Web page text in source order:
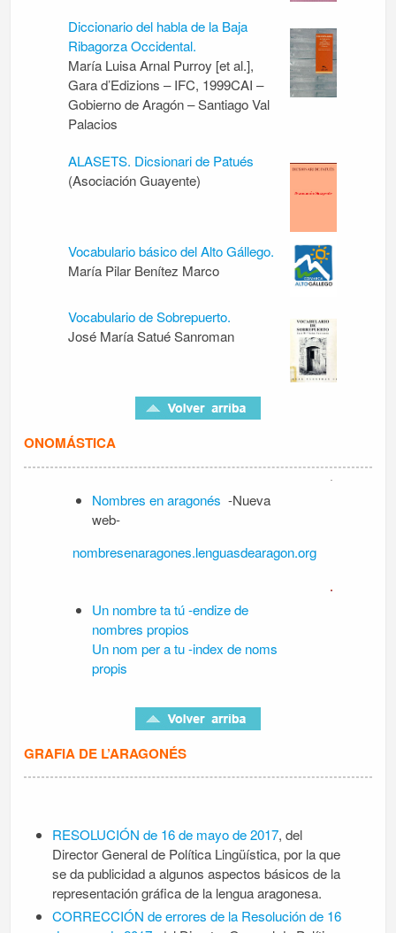
Diccionario del habla de la Baja
Ribagorza Occidental.
María Luisa Arnal Purroy [et al.],
Gara d’Edizions – IFC, 1999CAI –
Gobierno de Aragón – Santiago Val
Palacios
ALASETS. Dicsionari de Patués
(Asociación Guayente)
Vocabulario básico del Alto Gállego.
María Pilar Benítez Marco
Vocabulario de Sobrepuerto.
José María Satué Sanroman
ONOMÁSTICA
Nombres en aragonés -Nueva
web-
nombresenaragones.lenguasdearagon.org
Un nombre ta tú -endize de
nombres propios
Un nom per a tu -index de noms
propis
GRAFIA DE L’ARAGONÉS
RESOLUCIÓN de 16 de mayo de 2017, del
Director General de Política Lingüística, por la que
se da publicidad a algunos aspectos básicos de la
representación gráfica de la lengua aragonesa.
CORRECCIÓN de errores de la Resolución de 16